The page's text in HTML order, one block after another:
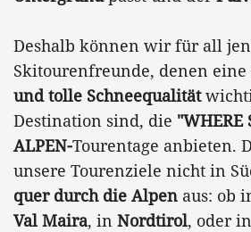
Deshalb können wir für all
Skitourenfreunde, denen eine
und tolle Schneequalität
Destination sind, die "WHERE
ALPEN-Tourentage anbieten.
unsere Tourenziele nicht in
quer durch die Alpen aus: ob
Val Maira, in Nordtirol, oder